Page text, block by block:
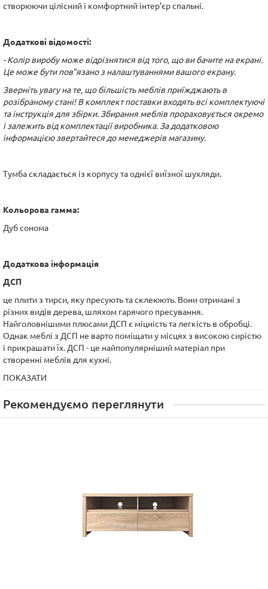
створюючи цілісний і комфортний інтер’єр спальні.
Додаткові відомості:
- Колір виробу може відрізнятися від того, що ви бачите на екрані.
Це може бути пов"язано з налаштуваннями вашого екрану.
Зверніть увагу на те, що більшість меблів приїжджають в
розібраному стані! В комплект поставки входять всі комплектуючі
та інструкція для збірки. Збирання меблів прораховується окремо
і залежить від комплектації виробника. За додатковою
інформацією звертайтеся до менеджерів магазину.
Тумба складається із корпусу та однієї виїзної шухляди.
Кольорова гамма:
Дуб сонома
Додаткова інформація
ДСП
це плити з тирси, яку пресують та склеюють. Вони отримані з
різних видів дерева, шляхом гарячого пресування.
Найголовнішими плюсами ДСП є міцність та легкість в обробці.
Однак меблі з ДСП не варто поміщати у місцях з високою сирістю
і прикрашати їх. ДСП - це найпопулярніший матеріал при
створенні меблів для кухні.
ПОКАЗАТИ
Рекомендуємо переглянути